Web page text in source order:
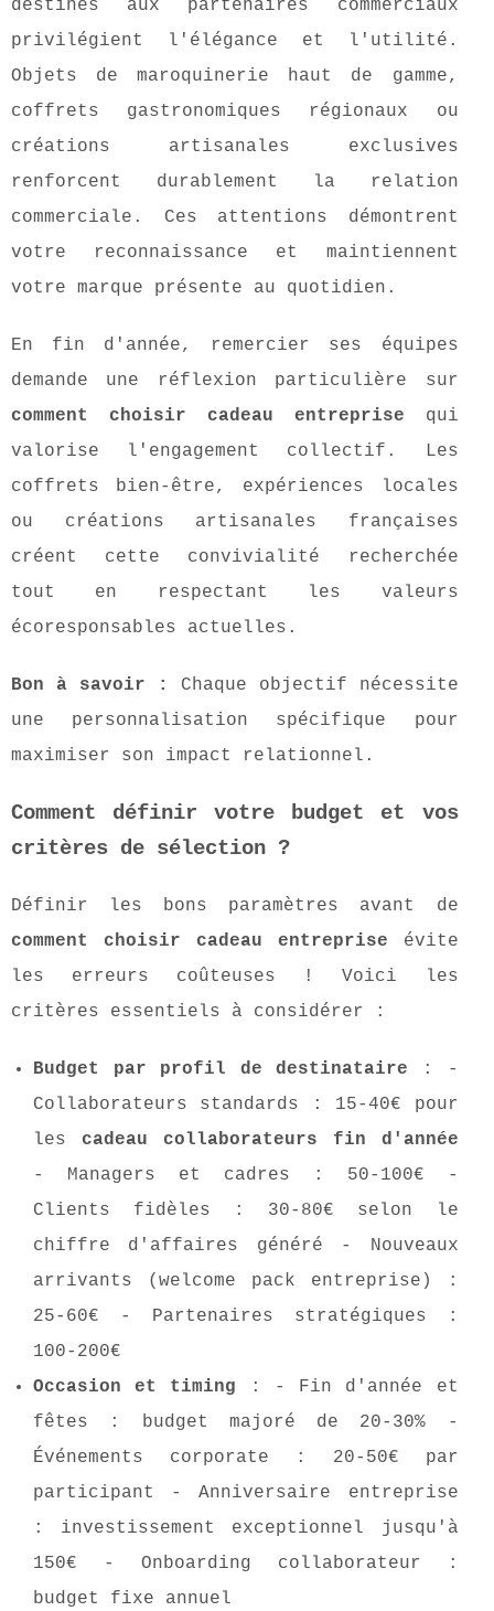
destinés aux partenaires commerciaux
privilégient l'élégance et l'utilité.
Objets de maroquinerie haut de gamme,
coffrets gastronomiques régionaux ou
créations artisanales exclusives
renforcent durablement la relation
commerciale. Ces attentions démontrent
votre reconnaissance et maintiennent
votre marque présente au quotidien.
En fin d'année, remercier ses équipes
demande une réflexion particulière sur
comment choisir cadeau entreprise qui
valorise l'engagement collectif. Les
coffrets bien-être, expériences locales
ou créations artisanales françaises
créent cette convivialité recherchée
tout en respectant les valeurs
écoresponsables actuelles.
Bon à savoir :
Chaque objectif nécessite
une personnalisation spécifique pour
maximiser son impact relationnel.
Comment définir votre budget et vos
critères de sélection ?
Définir les bons paramètres avant de
comment choisir cadeau entreprise évite
les erreurs coûteuses ! Voici les
critères essentiels à considérer :
Budget par profil de destinataire : -
Collaborateurs standards : 15-40€ pour
les cadeau collaborateurs fin d'année
- Managers et cadres : 50-100€ -
Clients fidèles : 30-80€ selon le
chiffre d'affaires généré - Nouveaux
arrivants (welcome pack entreprise) :
25-60€ - Partenaires stratégiques :
100-200€
Occasion et timing : - Fin d'année et
fêtes : budget majoré de 20-30% -
Événements corporate : 20-50€ par
participant - Anniversaire entreprise
: investissement exceptionnel jusqu'à
150€ - Onboarding collaborateur :
budget fixe annuel